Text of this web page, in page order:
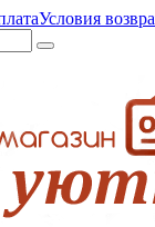
Условия